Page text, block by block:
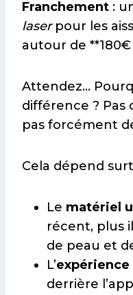
Franchement :
laserpour les
autour de
Attendez…
différence ? Pas
pas forcément
Cela dépend
Le matériel
récent, plus
de peau et
L’
derrière